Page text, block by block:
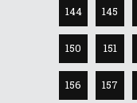
144 145
150 151
156 157